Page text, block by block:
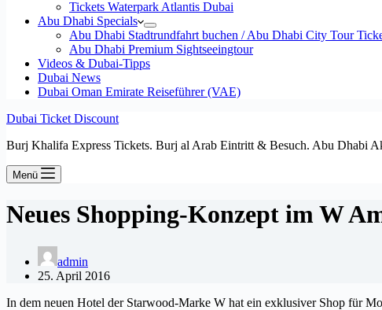
Tickets Waterpark Atlantis Dubai
Abu Dhabi Specials
Abu Dhabi Stadtrundfahrt buchen / Abu Dhabi City Tour
Abu Dhabi Premium Sightseeingtour
Videos & Dubai-Tipps
Dubai News
Dubai Oman Emirate Reiseführer (VAE)
Dubai Ticket Discount
Burj Khalifa Express Tickets. Burj al Arab Eintritt & Besuch. Abu Dhabi
Menü
Neues Shopping-Konzept im W
admin
25. April 2016
In dem neuen Hotel der Starwood-Marke W hat ein exklusiver Shop für